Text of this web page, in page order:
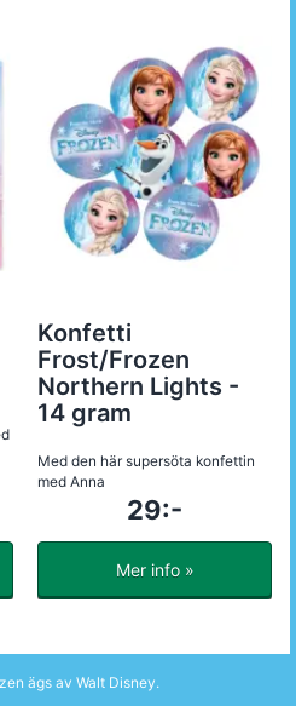
Konfetti
Frost/Frozen
Northern Lights -
14 gram
Med den här supersöta konfettin
med Anna
29:-
Mer info »
ägs av Walt Disney.